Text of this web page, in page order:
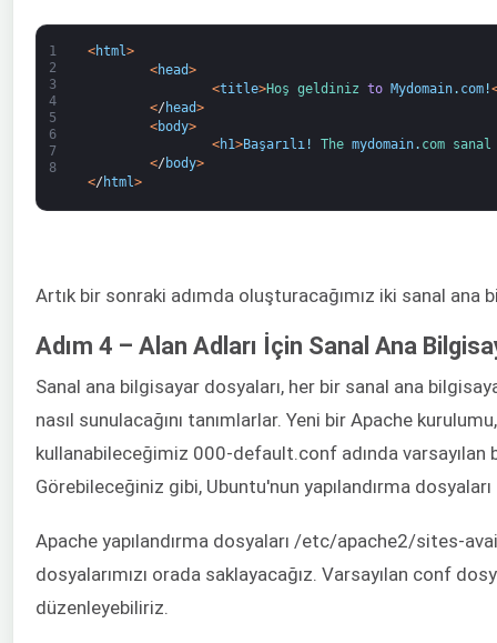
1
2
3
4
5
6
7
8
<html>
<head>
<title>Hoş geldiniz to Mydomain. com!
</ head>
<body>
<h1>Başarılı! The mydomain. com
</ body>
</ html>
Artık bir sonraki adımda oluşturacağımız iki sanal
Adım 4 – Alan Adları İçin Sanal Ana
Sanal ana bilgisayar dosyaları, her bir sanal ana
nasıl sunulacağını tanımlarlar. Yeni bir Apache
kullanabileceğimiz 000-default.conf adında varsayılan
Görebileceğiniz gibi, Ubuntu'nun yapılandırma
Apache yapılandırma dosyaları /etc/apache2/sites-
dosyalarımızı orada saklayacağız. Varsayılan conf
düzenleyebiliriz.